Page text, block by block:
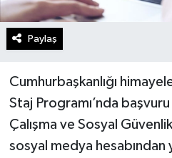
Paylaş
Cumhurbaşkanlığı
Staj Programı’nda başvuru
Çalışma ve Sosyal
sosyal medya hesabından
Teknoloji
Yaşam
Yurttan